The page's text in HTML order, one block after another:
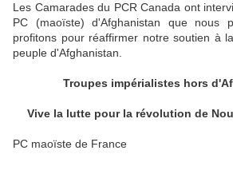
Les Camarades du PCR Canada ont
PC (maoïste) d'Afghanistan que nous
profitons pour réaffirmer notre soutien à
peuple d'Afghanistan.
Troupes impérialistes hors
Vive la lutte pour la révolution de
PC maoïste de France